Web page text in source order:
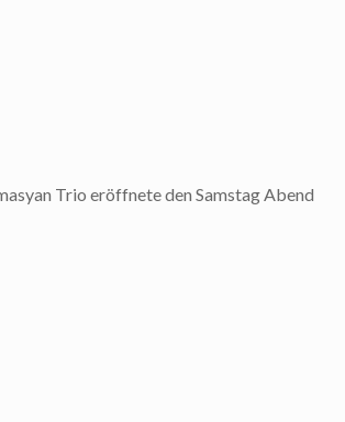
Trio eröffnete den Samstag Abend